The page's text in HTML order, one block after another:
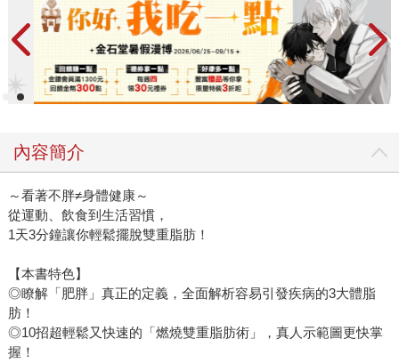
內容簡介
～看著不胖≠身體健康～
從運動、飲食到生活習慣，
1天3分鐘讓你輕鬆擺脫雙重脂肪！
【本書特色】
◎瞭解「肥胖」真正的定義，全面解析容易引發疾病的3大體脂
肪！
◎10招超輕鬆又快速的「燃燒雙重脂肪術」，真人示範圖更快掌
握！